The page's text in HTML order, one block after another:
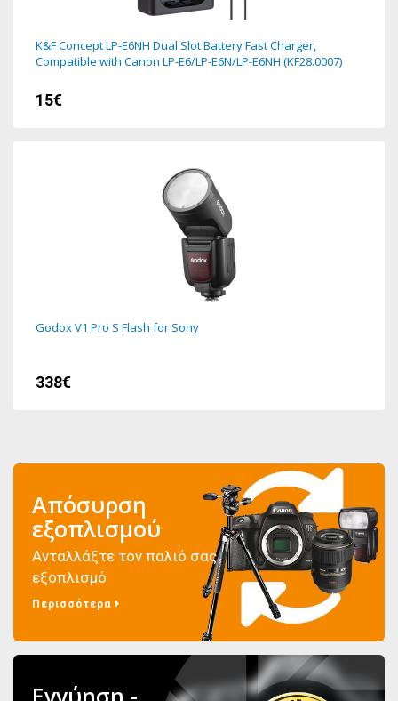
K&F Concept LP-E6NH Dual Slot Battery Fast Charger,
Compatible with Canon LP-E6/LP-E6N/LP-E6NH (KF28.0007)
15€
Godox V1 Pro S Flash for Sony
338€
Απόσυρση
εξοπλισμού
Ανταλλάξτε τον παλιό σας
εξοπλισμό
Περισσότερα